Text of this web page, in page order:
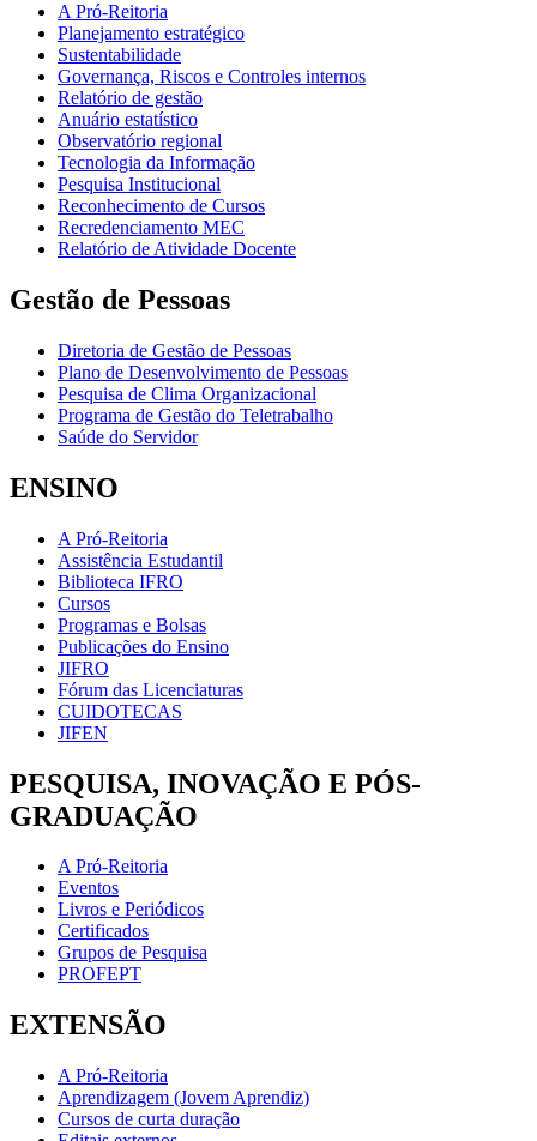
A Pró-Reitoria
Planejamento estratégico
Sustentabilidade
Governança, Riscos e Controles internos
Relatório de gestão
Anuário estatístico
Observatório regional
Tecnologia da Informação
Pesquisa Institucional
Reconhecimento de Cursos
Recredenciamento MEC
Relatório de Atividade Docente
Gestão de Pessoas
Diretoria de Gestão de Pessoas
Plano de Desenvolvimento de Pessoas
Pesquisa de Clima Organizacional
Programa de Gestão do Teletrabalho
Saúde do Servidor
ENSINO
A Pró-Reitoria
Assistência Estudantil
Biblioteca IFRO
Cursos
Programas e Bolsas
Publicações do Ensino
JIFRO
Fórum das Licenciaturas
CUIDOTECAS
JIFEN
PESQUISA, INOVAÇÃO E PÓS-
GRADUAÇÃO
A Pró-Reitoria
Eventos
Livros e Periódicos
Certificados
Grupos de Pesquisa
PROFEPT
EXTENSÃO
A Pró-Reitoria
Aprendizagem (Jovem Aprendiz)
Cursos de curta duração